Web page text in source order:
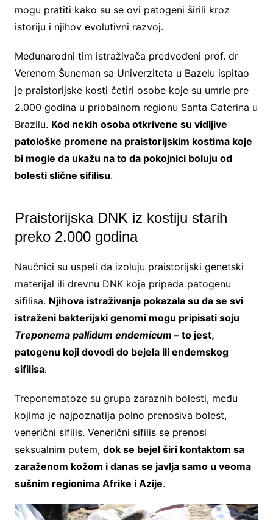
mogu pratiti kako su se ovi patogeni širili kroz
istoriju i njihov evolutivni razvoj.
Međunarodni tim istraživača predvođeni prof. dr
Verenom Šuneman sa Univerziteta u Bazelu ispitao
je praistorijske kosti četiri osobe koje su umrle pre
2.000 godina u priobalnom regionu Santa Caterina u
Brazilu. Kod nekih osoba otkrivene su vidljive
patološke promene na praistorijskim kostima koje
bi mogle da ukažu na to da pokojnici boluju od
bolesti slične sifilisu.
Praistorijska DNK iz kostiju starih
preko 2.000 godina
Naučnici su uspeli da izoluju praistorijski genetski
materijal ili drevnu DNK koja pripada patogenu
sifilisa. Njihova istraživanja pokazala su da se svi
istraženi bakterijski genomi mogu pripisati soju
Treponema pallidum endemicum – to jest,
patogenu koji dovodi do bejela ili endemskog
sifilisa.
Treponematoze su grupa zaraznih bolesti, među
kojima je najpoznatija polno prenosiva bolest,
venerični sifilis. Venerični sifilis se prenosi
seksualnim putem, dok se bejel širi kontaktom sa
zaraženom kožom i danas se javlja samo u veoma
sušnim regionima Afrike i Azije.